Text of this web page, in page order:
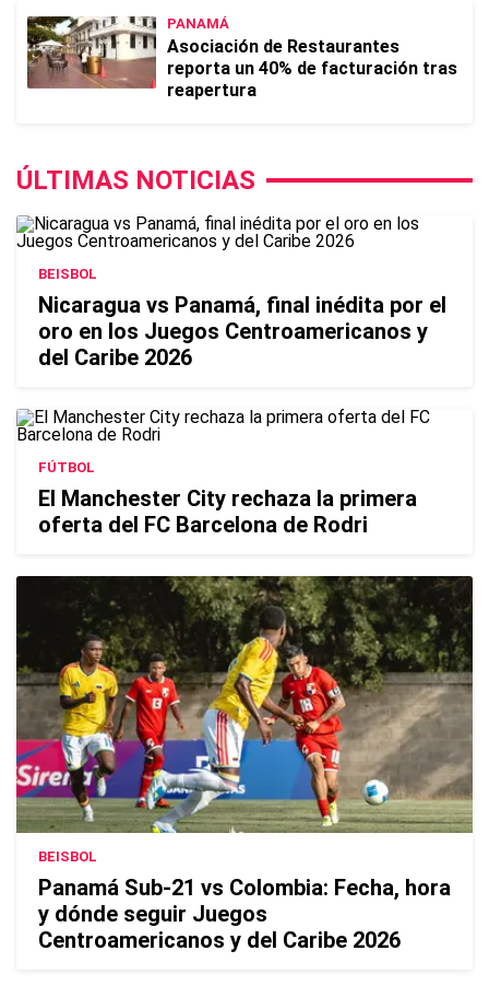
PANAMÁ
Asociación de Restaurantes
reporta un 40% de facturación tras
reapertura
ÚLTIMAS NOTICIAS
BEISBOL
Nicaragua vs Panamá, final inédita por el
oro en los Juegos Centroamericanos y
del Caribe 2026
FÚTBOL
El Manchester City rechaza la primera
oferta del FC Barcelona de Rodri
BEISBOL
Panamá Sub-21 vs Colombia: Fecha, hora
y dónde seguir Juegos
Centroamericanos y del Caribe 2026